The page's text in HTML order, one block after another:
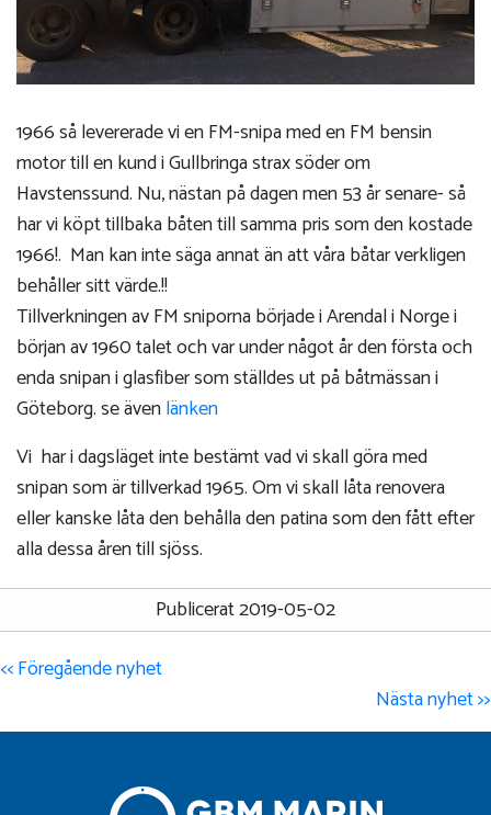
1966 så levererade vi en FM-snipa med en FM bensin
motor till en kund i Gullbringa strax söder om
Havstenssund. Nu, nästan på dagen men 53 år senare- så
har vi köpt tillbaka båten till samma pris som den kostade
1966!. Man kan inte säga annat än att våra båtar verkligen
behåller sitt värde.!!
Tillverkningen av FM sniporna började i Arendal i Norge i
början av 1960 talet och var under något år den första och
enda snipan i glasfiber som ställdes ut på båtmässan i
Göteborg. se ävenlänken
Vi har i dagsläget inte bestämt vad vi skall göra med
snipan som är tillverkad 1965. Om vi skall låta renovera
eller kanske låta den behålla den patina som den fått efter
alla dessa åren till sjöss.
Publicerat 2019-05-02
<< Föregående nyhet
Nästa nyhet >>